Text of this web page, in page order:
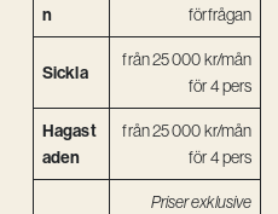
n
förfrågan
Sickla
från 25 000 kr/mån
för 4 pers
Hagast
aden
från 25 000 kr/mån
för 4 pers
Priser exklusive